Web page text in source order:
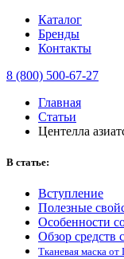
Каталог
Бренды
Контакты
8 (800) 500-67-27
Главная
Статьи
Центелла
В статье:
Вступление
Полезные
Особенности
Обзор средств
Тканевая маска от